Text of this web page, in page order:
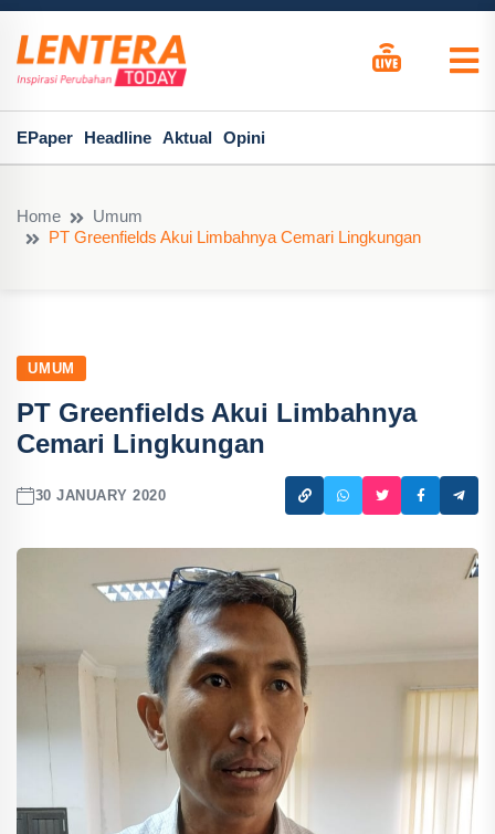
EPaper Headline Aktual Opini
Home
Umum
PT Greenfields Akui Limbahnya Cemari Lingkungan
UMUM
PT Greenfields Akui Limbahnya
Cemari Lingkungan
30 JANUARY 2020